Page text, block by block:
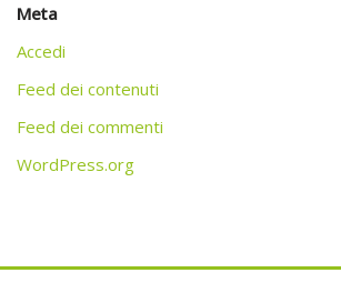
Meta
Accedi
Feed dei contenuti
Feed dei commenti
WordPress.org